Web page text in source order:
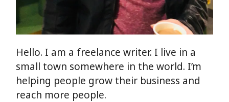
Hello. I am a freelance writer. I live in a
small town somewhere in the world. I’m
helping people grow their business and
reach more people.